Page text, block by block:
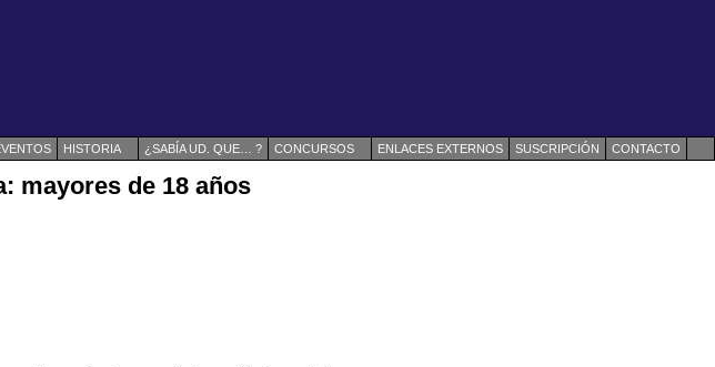
HISTORIA ¿SABÍA UD. QUE… ? CONCURSOS ENLACES EXTERNOS SUSCRIPCIÓN CONTACTO
mayores de 18 años